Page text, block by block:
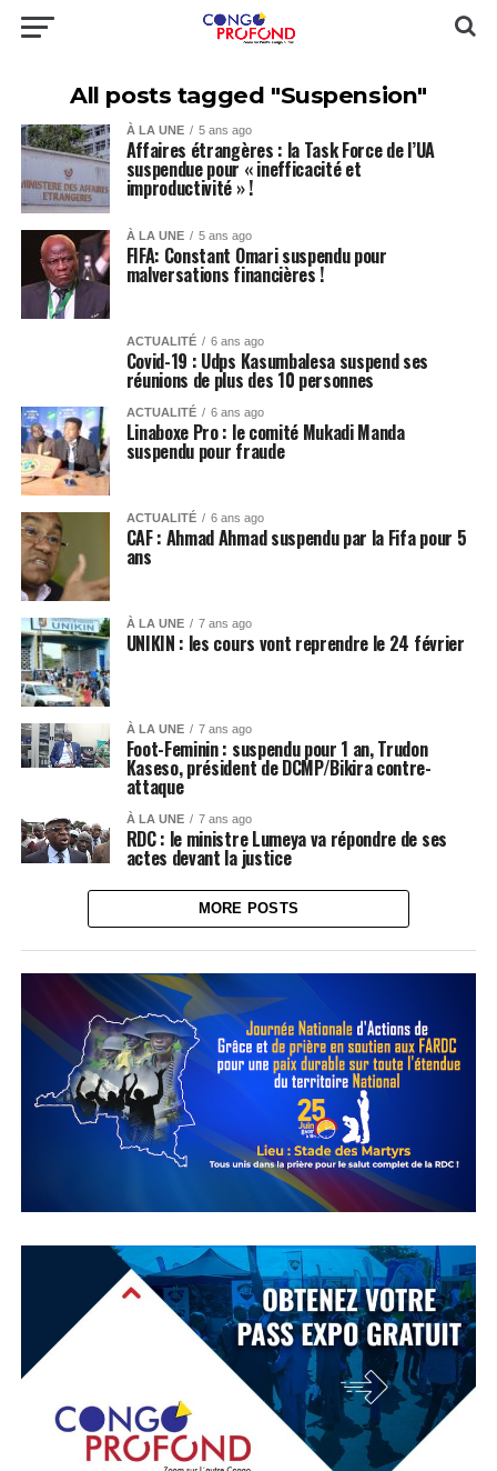
All posts tagged "Suspension"
À LA UNE 5 ans ago
Affaires étrangères : la Task Force de l’UA
suspendue pour « inefficacité et
improductivité » !
À LA UNE 5 ans ago
FIFA: Constant Omari suspendu pour
malversations financières !
ACTUALITÉ 6 ans ago
Covid-19 : Udps Kasumbalesa suspend ses
réunions de plus des 10 personnes
ACTUALITÉ 6 ans ago
Linaboxe Pro : le comité Mukadi Manda
suspendu pour fraude
ACTUALITÉ 6 ans ago
CAF : Ahmad Ahmad suspendu par la Fifa pour 5
ans
À LA UNE 7 ans ago
UNIKIN : les cours vont reprendre le 24 février
À LA UNE 7 ans ago
Foot-Feminin : suspendu pour 1 an, Trudon
Kaseso, président de DCMP/Bikira contre-
attaque
À LA UNE 7 ans ago
RDC : le ministre Lumeya va répondre de ses
actes devant la justice
MORE POSTS